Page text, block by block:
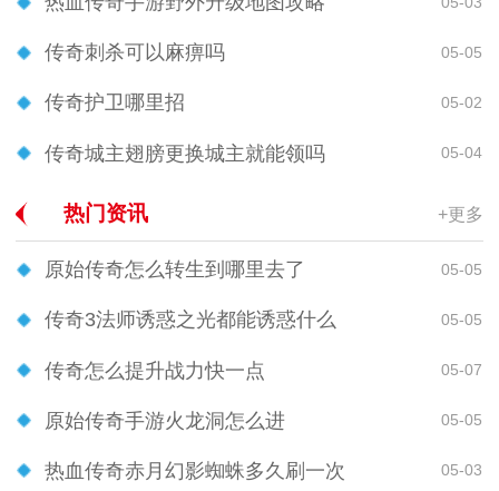
传奇刺杀可以麻痹吗 05-05
传奇护卫哪里招 05-02
传奇城主翅膀更换城主就能领吗 05-04
热门资讯 +更多
原始传奇怎么转生到哪里去了 05-05
传奇3法师诱惑之光都能诱惑什么 05-05
传奇怎么提升战力快一点 05-07
原始传奇手游火龙洞怎么进 05-05
热血传奇赤月幻影蜘蛛多久刷一次 05-03